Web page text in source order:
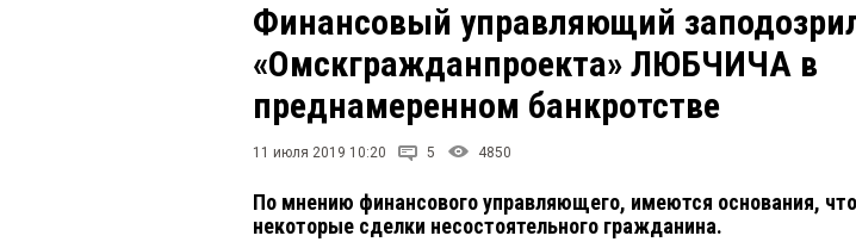
Финансовый управляющий
«Омскгражданпроекта» ЛЮБЧИЧА в
преднамеренном банкротстве
11 июля 2019 10:20 5 4850
По мнению финансового управляющего, имеются основания,
некоторые сделки несостоятельного гражданина.